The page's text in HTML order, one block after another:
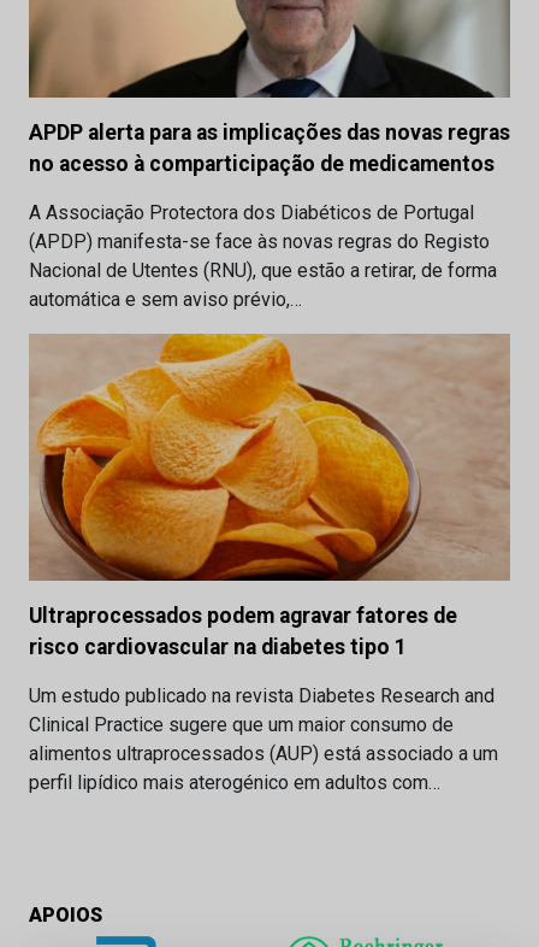
APDP alerta para as implicações das novas regras
no acesso à comparticipação de medicamentos
A Associação Protectora dos Diabéticos de Portugal
(APDP) manifesta-se face às novas regras do Registo
Nacional de Utentes (RNU), que estão a retirar, de forma
automática e sem aviso prévio,…
Ultraprocessados podem agravar fatores de
risco cardiovascular na diabetes tipo 1
Um estudo publicado na revista Diabetes Research and
Clinical Practice sugere que um maior consumo de
alimentos ultraprocessados (AUP) está associado a um
perfil lipídico mais aterogénico em adultos com…
APOIOS